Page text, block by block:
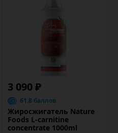
3 090 ₽
61.8 баллов
Жиросжигатель Nature
Foods L-carnitine
concentrate 1000ml